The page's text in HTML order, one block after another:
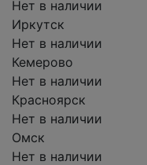
Нет в наличии
Иркутск
Нет в наличии
Кемерово
Нет в наличии
Красноярск
Нет в наличии
Омск
Нет в наличии